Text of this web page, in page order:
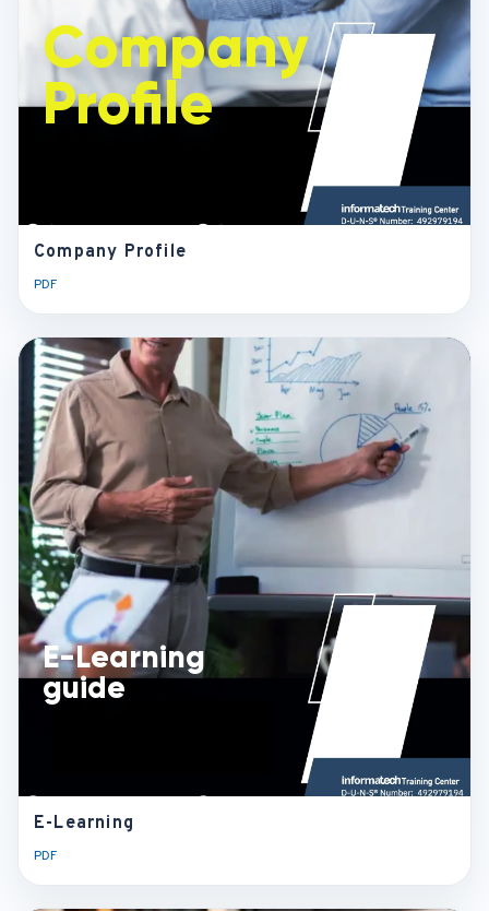
Company
Profile
Company Profile
PDF
E-Learning
guide
PDF
E-Learning
guide
E-Learning
PDF